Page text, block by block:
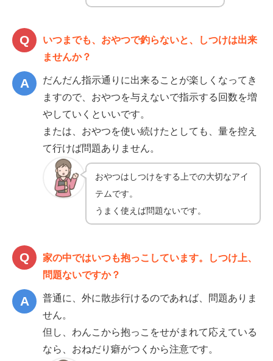
いつまでも、おやつで釣らないと、しつけは出来
ませんか？
だんだん指示通りに出来ることが楽しくなってき
ますので、おやつを与えないで指示する回数を増
やしていくといいです。
または、おやつを使い続けたとしても、量を控え
て行けば問題ありません。
おやつはしつけをする上での大切なアイ
テムです。
うまく使えば問題ないです。
家の中ではいつも抱っこしています。しつけ上、
問題ないですか？
普通に、外に散歩行けるのであれば、問題ありま
せん。
但し、わんこから抱っこをせがまれて応えている
なら、おねだり癖がつくから注意です。